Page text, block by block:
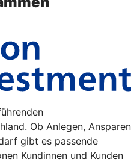
Ob Anlegen, Ansparen
gibt es passende
Kundinnen und Kunden